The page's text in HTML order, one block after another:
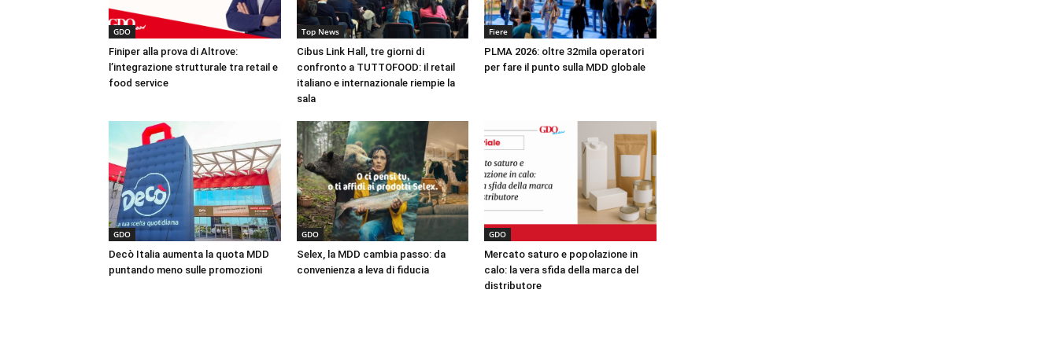
GDO
Finiper alla prova di Altrove:
l’integrazione strutturale tra retail e
food service
Top News
Cibus Link Hall, tre giorni di
confronto a TUTTOFOOD: il retail
italiano e internazionale riempie la
sala
Fiere
PLMA 2026: oltre 32mila operatori
per fare il punto sulla MDD globale
GDO
Decò Italia aumenta la quota MDD
puntando meno sulle promozioni
GDO
Selex, la MDD cambia passo: da
convenienza a leva di fiducia
GDO
Mercato saturo e popolazione in
calo: la vera sfida della marca del
distributore